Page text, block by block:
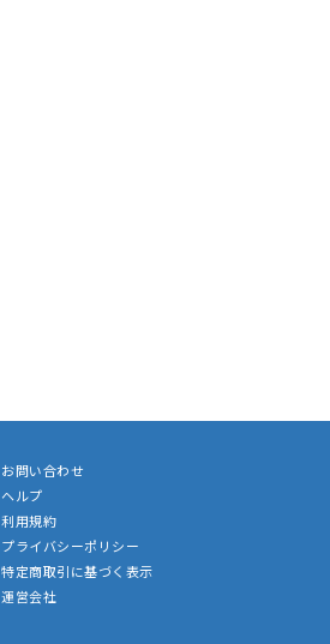
お問い合わせ
ヘルプ
利用規約
プライバシーポリシー
特定商取引に基づく表示
運営会社